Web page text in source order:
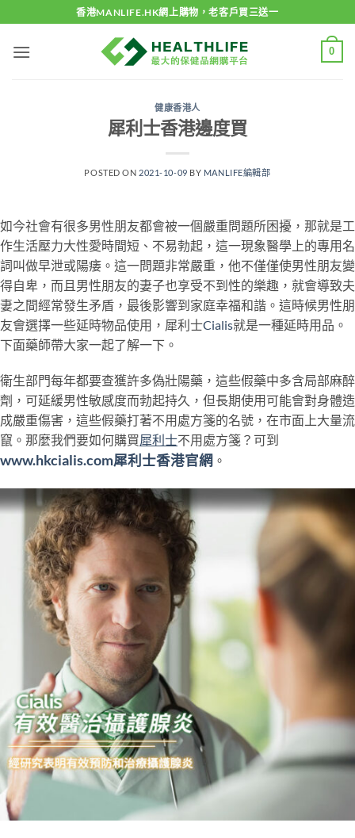
to
content
香港MANLIFE.HK網上購物，老客戶買三送一
0
健康香港人
犀利士香港邊度買
POSTED ON 2021-10-09 BY MANLIFE編輯部
如今社會有很多男性朋友都會被一個嚴重問題所困擾，那就是工
作生活壓力大性愛時間短、不易勃起，這一現象醫學上的專用名
詞叫做早泄或陽痿。這一問題非常嚴重，他不僅僅使男性朋友變
得自卑，而且男性朋友的妻子也享受不到性的樂趣，就會導致夫
妻之間經常發生矛盾，最後影響到家庭幸福和諧。這時候男性朋
友會選擇一些延時物品使用，犀利士Cialis就是一種延時用品。
下面藥師帶大家一起了解一下。
衛生部門每年都要查獲許多偽壯陽藥，這些假藥中多含局部麻醉
劑，可延緩男性敏感度而勃起持久，但長期使用可能會對身體造
成嚴重傷害，這些假藥打著不用處方箋的名號，在市面上大量流
竄。那麼我們要如何購買犀利士不用處方箋？可到
www.hkcialis.com犀利士香港官網 。